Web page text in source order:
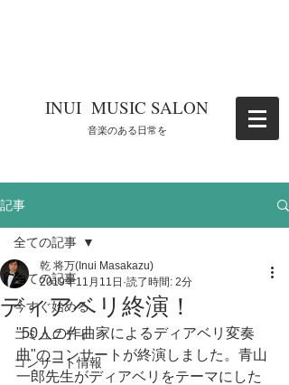
​INUI MUSIC SALON
​音楽のある日常を
記事
全ての記事
今すぐ始める
コミュニティ
コンサート情報
全ての記事
ディアベリ終演！
乾 将万(Inui Masakazu)
2019年11月11日 読了時間: 2分
"50人の作曲家によるディアベリ変奏
曲"のコンサートが終演しました。青山
一郎先生がディアベリをテーマにした